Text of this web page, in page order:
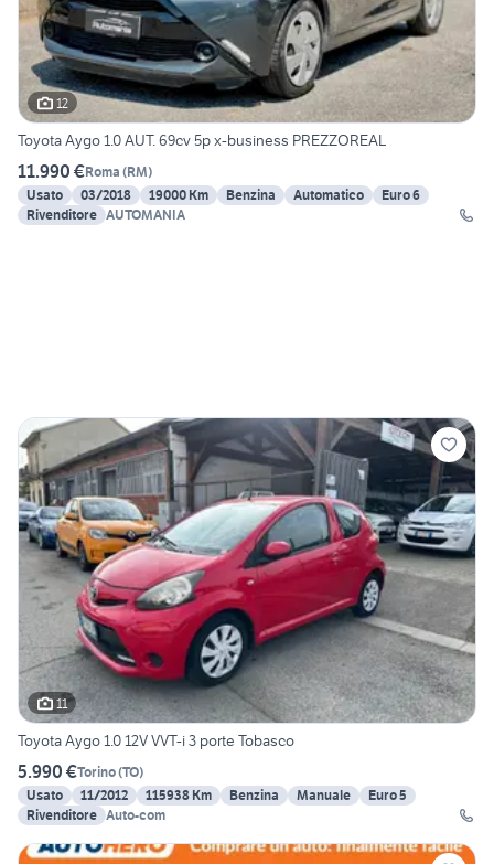
12
Toyota Aygo 1.0 AUT. 69cv 5p x-business PREZZOREAL
11.990 €Roma (RM)
Usato
03/2018 19000 Km Benzina Automatico
Euro 6
Rivenditore AUTOMANIA
11
Toyota Aygo 1.0 12V VVT-i 3 porte Tobasco
5.990 €Torino(TO)
Usato
11/2012 115938 Km Benzina Manuale
Euro 5
Rivenditore Auto-com